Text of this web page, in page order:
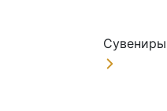
Сувениры